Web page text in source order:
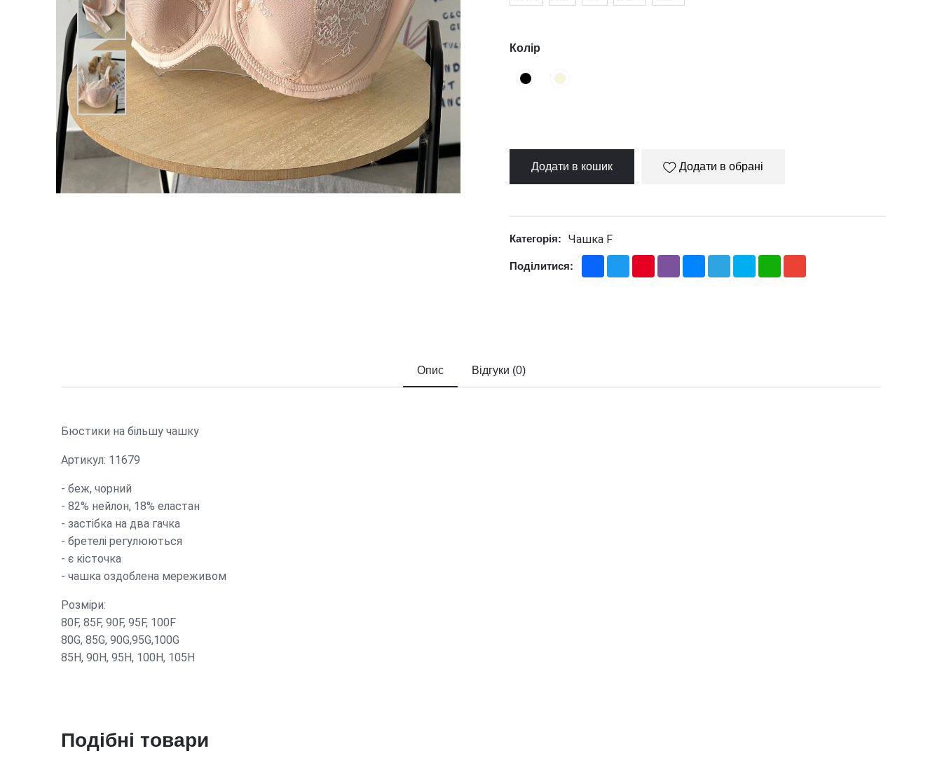
Колір
Додати в кошик Додати в обрані
Категорія: Чашка F
Поділитися: Facebook
TwitterPinterestViber Messenger
TelegramSkypeWhatsApp
Опис Відгуки (0)
Бюстики на більшу чашку
Артикул: 11679
- беж, чорний
- 82% нейлон, 18% еластан
- застібка на два гачка
- бретелі регулюються
- є кісточка
- чашка оздоблена мереживом
Розміри:
80F, 85F, 90F, 95F, 100F
80G, 85G, 90G,95G,100G
85Н, 90H, 95H, 100H, 105Н
Подібні товари